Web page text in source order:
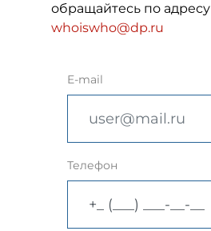
обращайтесь по адресу
whoiswho@dp.ru
E-mail
Телефон